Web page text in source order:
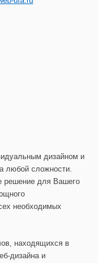
дизайном и
любой сложности.
решение для Вашего
необходимых
находящихся в
дизайна и